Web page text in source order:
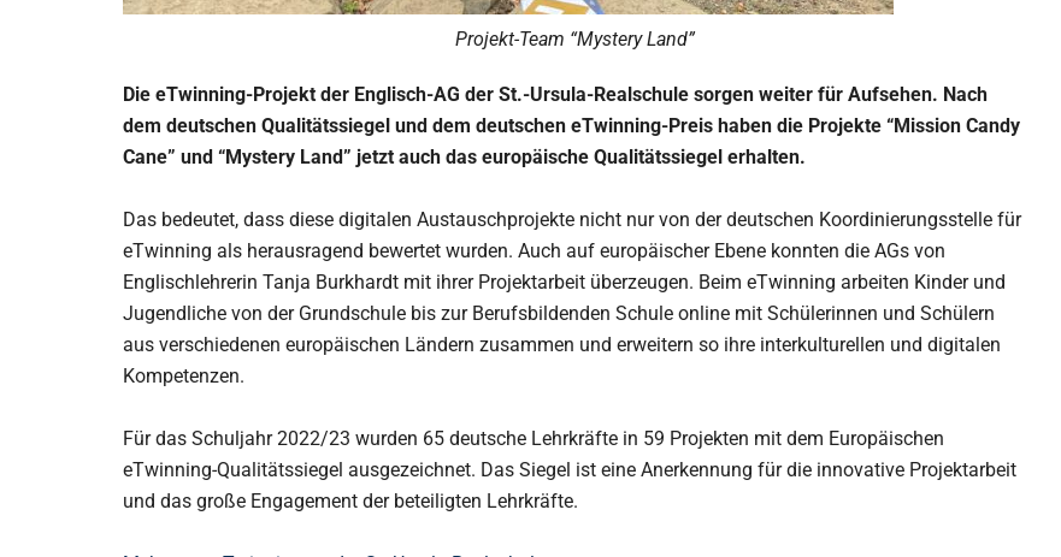
Projekt-Team “Mystery Land”
Die eTwinning-Projekt der Englisch-AG der St.-Ursula-Realschule sorgen weiter für Aufsehen. Nach
dem deutschen Qualitätssiegel und dem deutschen eTwinning-Preis haben die Projekte “Mission Candy
Cane” und “Mystery Land” jetzt auch das europäische Qualitätssiegel erhalten.
Das bedeutet, dass diese digitalen Austauschprojekte nicht nur von der deutschen Koordinierungsstelle für
eTwinning als herausragend bewertet wurden. Auch auf europäischer Ebene konnten die AGs von
Englischlehrerin Tanja Burkhardt mit ihrer Projektarbeit überzeugen. Beim eTwinning arbeiten Kinder und
Jugendliche von der Grundschule bis zur Berufsbildenden Schule online mit Schülerinnen und Schülern
aus verschiedenen europäischen Ländern zusammen und erweitern so ihre interkulturellen und digitalen
Kompetenzen.
Für das Schuljahr 2022/23 wurden 65 deutsche Lehrkräfte in 59 Projekten mit dem Europäischen
eTwinning-Qualitätssiegel ausgezeichnet. Das Siegel ist eine Anerkennung für die innovative Projektarbeit
und das große Engagement der beteiligten Lehrkräfte.